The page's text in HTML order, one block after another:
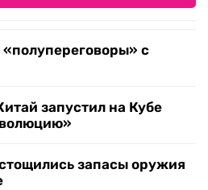
с
запустил на Кубе
запасы оружия